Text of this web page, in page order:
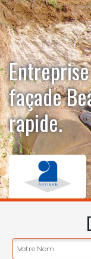
façade
rapide.